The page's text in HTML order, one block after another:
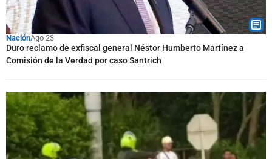
NaciónAgo 23
Duro reclamo de exfiscal general Néstor Humberto Martínez a
Comisión de la Verdad por caso Santrich